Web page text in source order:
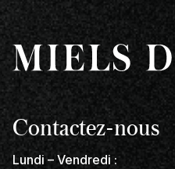
Contactez-nous
Lundi – Vendredi :